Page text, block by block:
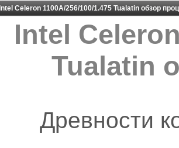
Intel Celeron 1100A/256/100/1.475 Tualatin обзор
Intel
Tualatin
Древности